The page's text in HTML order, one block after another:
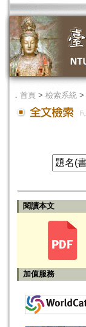
． 首頁 > 檢索系統 >
閱讀本文
加值服務